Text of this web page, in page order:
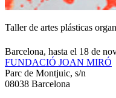
Taller de artes plásticas
Barcelona, hasta el 18 de
FUNDACIÓ JOAN MIRÓ
Parc de Montjuic, s/n
08038 Barcelona